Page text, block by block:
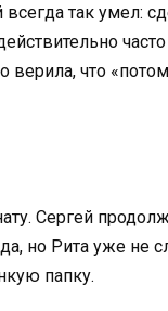
так умел:
верила, что
Сергей
но Рита уже не
папку.